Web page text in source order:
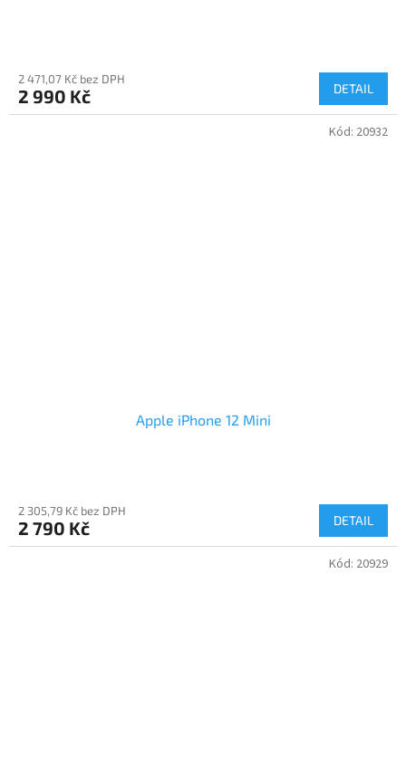
2 471,07 Kč bez DPH
2 990 Kč DETAIL
Apple iPhone 12 Mini
2 305,79 Kč bez DPH
2 790 Kč DETAIL
Kód: 20932
Kód: 20929